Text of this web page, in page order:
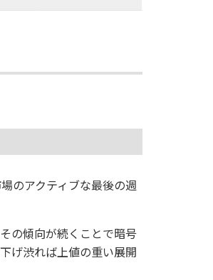
のアクティブな最後の週
の傾向が続くことで暗号
げ渋れば上値の重い展開